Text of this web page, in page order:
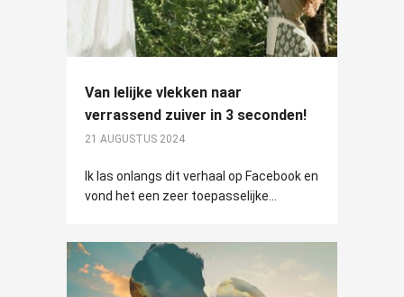
Van lelijke vlekken naar
verrassend zuiver in 3 seconden!
21 AUGUSTUS 2024
Ik las onlangs dit verhaal op Facebook en
vond het een zeer toepasselijke...